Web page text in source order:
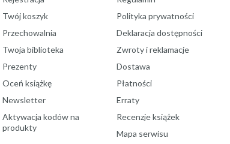
Twój koszyk
Przechowalnia
Twoja biblioteka
Prezenty
Oceń książkę
Newsletter
Aktywacja kodów na
produkty
Polityka prywatności
Deklaracja dostępności
Zwroty i reklamacje
Dostawa
Płatności
Erraty
Recenzje książek
Mapa serwisu